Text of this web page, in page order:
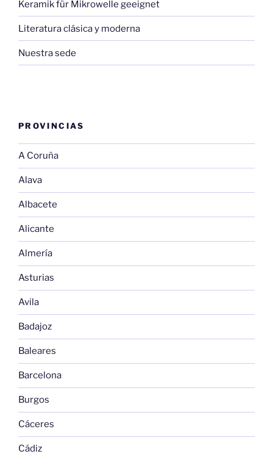
Keramik für Mikrowelle geeignet
Literatura clásica y moderna
Nuestra sede
PROVINCIAS
A Coruña
Alava
Albacete
Alicante
Almería
Asturias
Avila
Badajoz
Baleares
Barcelona
Burgos
Cáceres
Cádiz